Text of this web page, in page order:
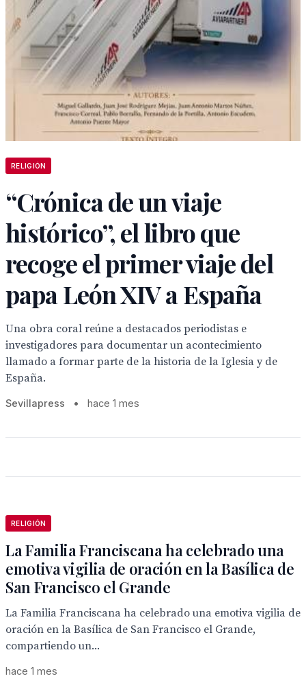
RELIGIÓN
“Crónica de un viaje
histórico”, el libro que
recoge el primer viaje del
papa León XIV a España
Una obra coral reúne a destacados periodistas e
investigadores para documentar un acontecimiento
llamado a formar parte de la historia de la Iglesia y de
España.
Sevillapress • hace 1 mes
RELIGIÓN
La Familia Franciscana ha celebrado una
emotiva vigilia de oración en la Basílica de
San Francisco el Grande
La Familia Franciscana ha celebrado una emotiva vigilia de
oración en la Basílica de San Francisco el Grande,
compartiendo un...
hace 1 mes